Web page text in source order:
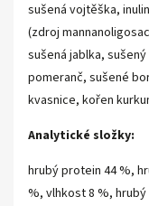
sušená vojtěška,
(zdroj
sušená jablka,
pomeranč, sušené
kvasnice, kořen
Analytické složky:
hrubý protein 44 %,
%, vlhkost 8 %,